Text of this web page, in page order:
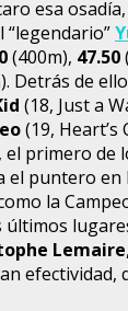
esa
“legendario”
(400m), 47.50
Detrás de
(18, Just a
(19, Heart’s
el primero de
el puntero en
la
últimos
Lemaire
efectividad,